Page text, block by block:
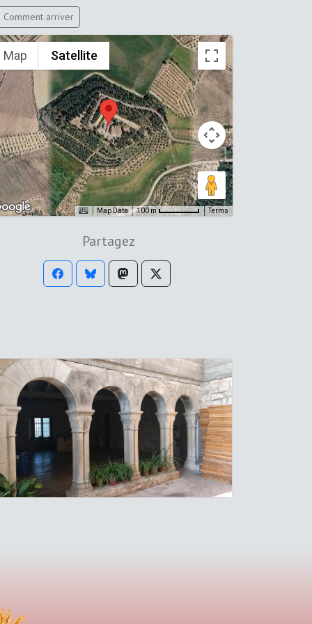
Comment arriver
Map Satellite
Map Data 100 m Terms
Partagez